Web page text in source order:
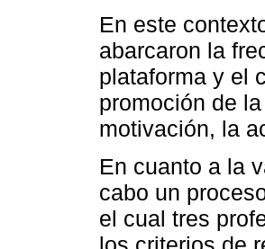
En este
abarcaron la
plataforma y el
promoción de
motivación, la
En cuanto a la
cabo un
el cual tres